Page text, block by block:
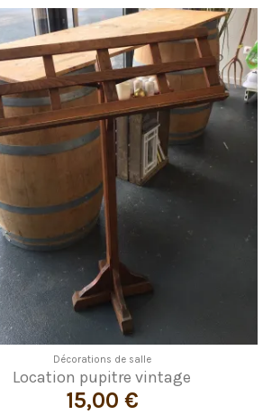
Décorations de salle
Location pupitre vintage
15,00 €